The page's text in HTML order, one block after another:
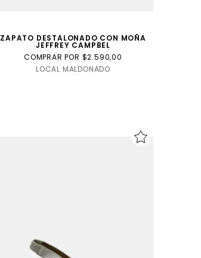
ZAPATO DESTALONADO CON MOÑA
JEFFREY CAMPBEL
COMPRAR POR $2.590,00
LOCAL MALDONADO